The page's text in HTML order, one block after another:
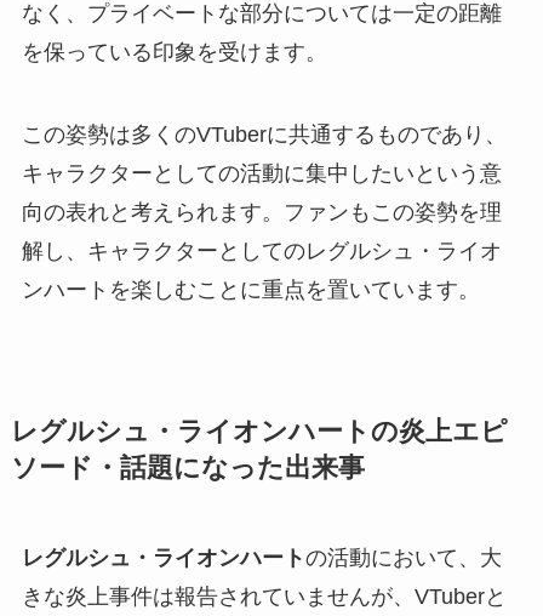
なく、プライベートな部分については一定の距離
を保っている印象を受けます。
この姿勢は多くのVTuberに共通するものであり、
キャラクターとしての活動に集中したいという意
向の表れと考えられます。ファンもこの姿勢を理
解し、キャラクターとしてのレグルシュ・ライオ
ンハートを楽しむことに重点を置いています。
レグルシュ・ライオンハートの炎上エピ
ソード・話題になった出来事
レグルシュ・ライオンハートの活動において、大
きな炎上事件は報告されていませんが、VTuberと